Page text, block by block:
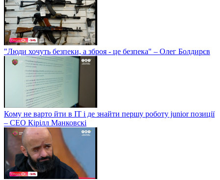
"Люди хочуть безпеки, а зброя - це безпека" – Олег Болдирєв
Кому не варто йти в IT і де знайти першу роботу junior позиції
– СЕО Кірілл Манковскі